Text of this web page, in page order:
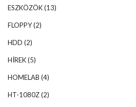
ESZKÖZÖK(13)
FLOPPY(2)
HDD (2)
HÍREK(5)
HOMELAB (4)
HT-1080Z(2)